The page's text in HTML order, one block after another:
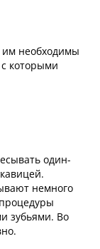
необходимы
которыми
один-
немного
зубьями. Во